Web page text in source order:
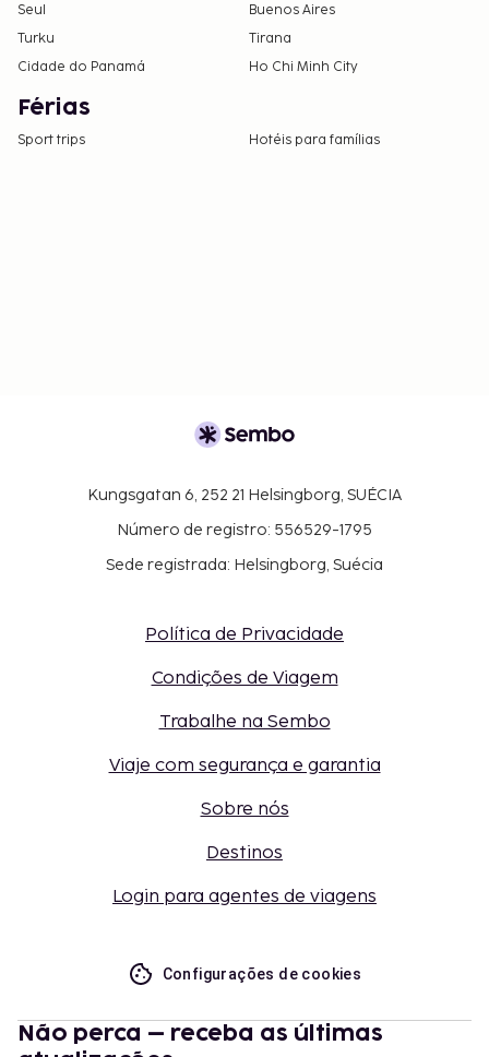
Seul
Buenos Aires
Turku
Tirana
Cidade do Panamá
Ho Chi Minh City
Férias
Sport trips Hotéis para famílias
Kungsgatan 6, 252 21 Helsingborg, SUÉCIA
Número de registro: 556529-1795
Sede registrada: Helsingborg, Suécia
Política de Privacidade
Condições de Viagem
Trabalhe na Sembo
Viaje com segurança e garantia
Sobre nós
Destinos
Login para agentes de viagens
Configurações de cookies
Não perca – receba as últimas